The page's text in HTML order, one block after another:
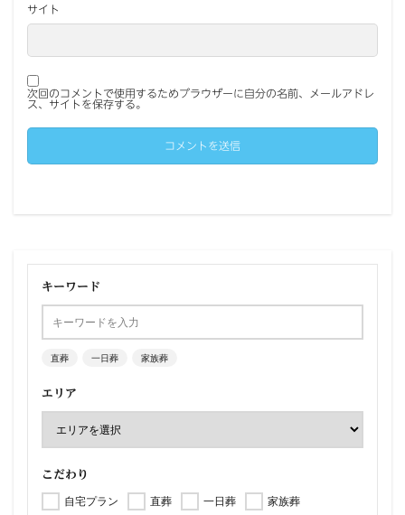
サイト
次回のコメントで使用するためブラウザーに自分の名前、メールアドレ
ス、サイトを保存する。
キーワード
直葬 一日葬 家族葬
エリア
こだわり
自宅プラン 直葬 一日葬
家族葬